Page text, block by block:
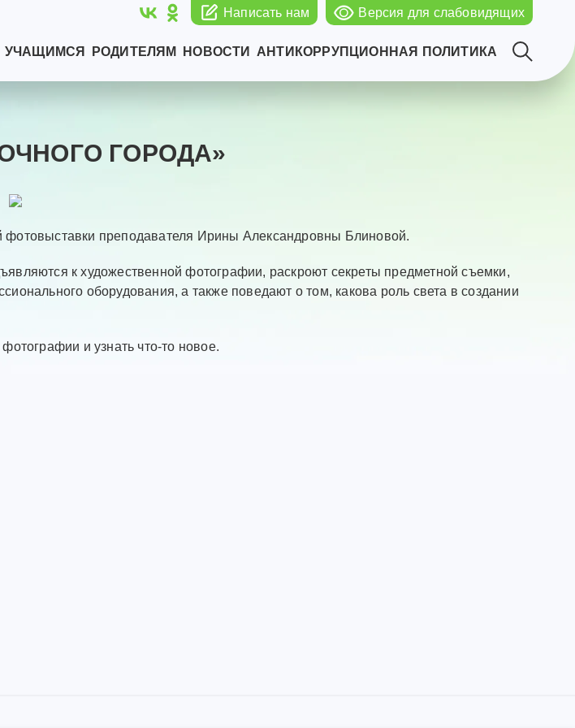
Написать нам Версия для слабовидящих
УЧАЩИМСЯ РОДИТЕЛЯМ НОВОСТИ АНТИКОРРУПЦИОННАЯ ПОЛИТИКА
ГОРОДА»
фотовыставки преподавателя Ирины Александровны Блиновой.
к художественной фотографии, раскроют секреты предметной съемки,
оборудования, а также поведают о том, какова роль света в создании
и узнать что-то новое.